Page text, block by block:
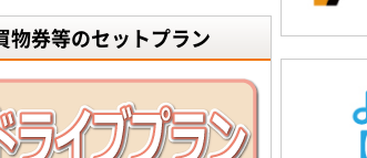
物券等のセットプラン